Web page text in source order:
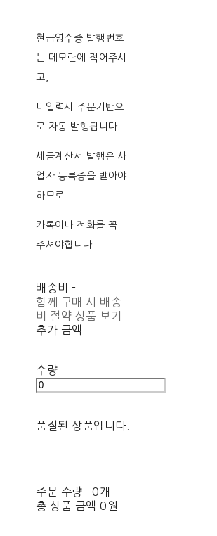
-
현금영수증 발행번호
는 메모란에 적어주시
고,
미입력시 주문기반으
로 자동 발행됩니다.
세금계산서 발행은 사
업자 등록증을 받아야
하므로
카톡이나 전화를 꼭
주셔야합니다.
배송비 -
함께 구매 시 배송
비 절약 상품 보기
추가 금액
수량
품절된 상품입니다.
주문 수량
0개
총 상품 금액 0원